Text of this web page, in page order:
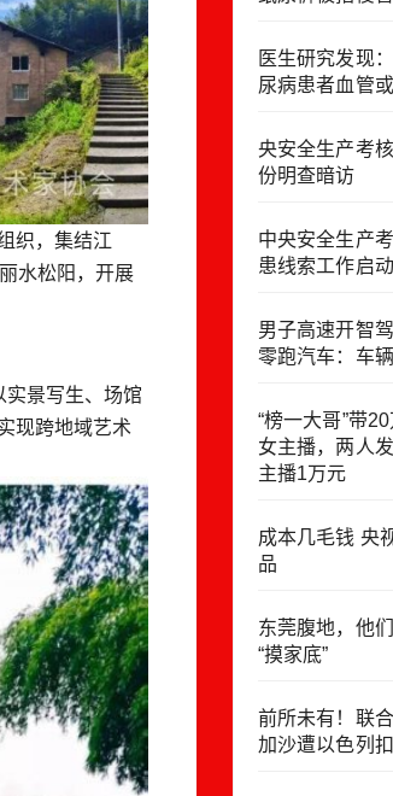
织，集结江
水松阳，开展
景写生、场馆
现跨地域艺术
医生研究发现
尿病患者血管
央安全生产考
份明查暗访
中央安全生产
患线索工作启动
男子高速开智
零跑汽车：车
“榜一大哥”带
女主播，两人
主播1万元
成本几毛钱 央
品
东莞腹地，他
“摸家底”
前所未有！联
加沙遭以色列